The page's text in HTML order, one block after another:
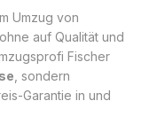
Umzug von
auf Qualität und
Fischer
, sondern
Garantie in und